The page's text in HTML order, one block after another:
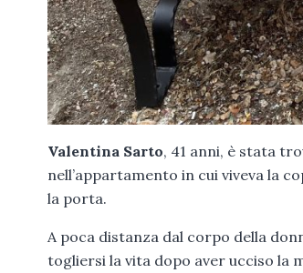
Valentina Sarto, 41 anni, è stata
nell’appartamento in cui viveva la
la porta.
A poca distanza dal corpo della
togliersi la vita dopo aver ucciso la